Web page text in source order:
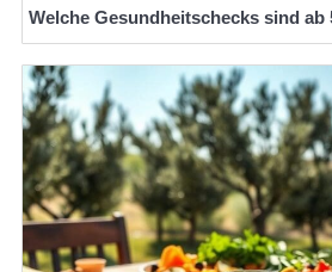
Welche Gesundheitschecks sind ab